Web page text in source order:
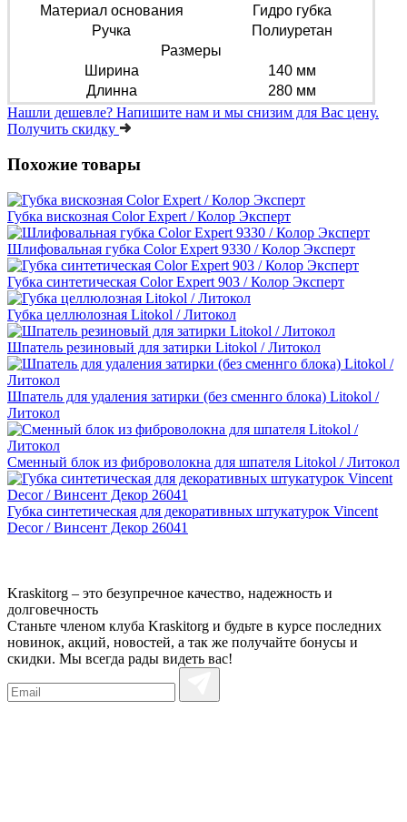
Материал основания
Гидро губка
Ручка
Полиуретан
Размеры
Ширина
140 мм
Длинна
280 мм
Нашли дешевле? Напишите нам и мы снизим для Вас цену.
Получить скидку
Похожие товары
Губка вискозная Color Expert / Колор Эксперт
Шлифовальная губка Color Expert 9330 / Колор Эксперт
Губка синтетическая Color Expert 903 / Колор Эксперт
Губка целлюлозная Litokol / Литокол
Шпатель резиновый для затирки Litokol / Литокол
Шпатель для удаления затирки (без сменнго блока) Litokol /
Литокол
Сменный блок из фиброволокна для шпателя Litokol / Литокол
Губка синтетическая для декоративных штукатурок Vincent
Decor / Винсент Декор 26041
Kraskitorg – это безупречное качество, надежность и
долговечность
Станьте членом клуба Kraskitorg и будьте в курсе последних
новинок, акций, новостей, а так же получайте бонусы и
скидки. Мы всегда рады видеть вас!